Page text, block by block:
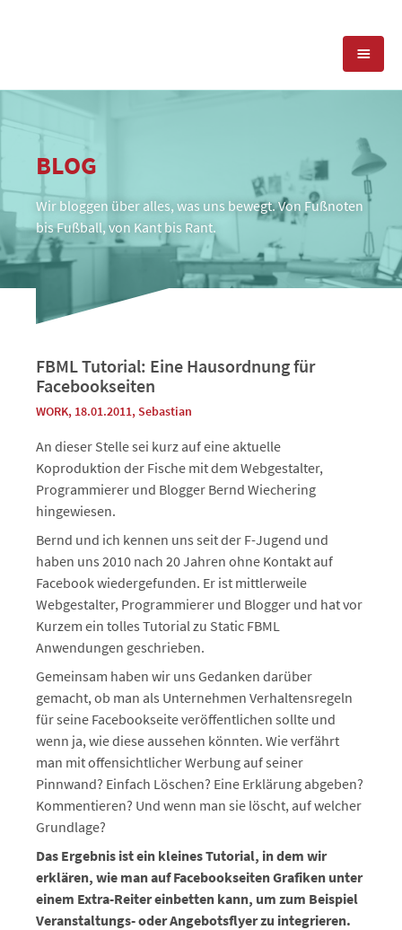
SOCIAL MEDIA
POSITIONIERUNG
REFERENZEN
TEAM
PRESSESERVICE
BLOG
BLOG
Wir bloggen über alles, was uns bewegt. Von Fußnoten
bis Fußball, von Kant bis Rant.
FBML Tutorial: Eine Hausordnung für
Facebookseiten
WORK, 18.01.2011, Sebastian
An dieser Stelle sei kurz auf eine aktuelle
Koproduktion der Fische mit dem Webgestalter,
Programmierer und Blogger Bernd Wiechering
hingewiesen.
Bernd und ich kennen uns seit der F-Jugend und
haben uns 2010 nach 20 Jahren ohne Kontakt auf
Facebook wiedergefunden. Er ist mittlerweile
Webgestalter, Programmierer und Blogger und hat vor
Kurzem ein tolles Tutorial zu Static FBML
Anwendungen geschrieben.
Gemeinsam haben wir uns Gedanken darüber
gemacht, ob man als Unternehmen Verhaltensregeln
für seine Facebookseite veröffentlichen sollte und
wenn ja, wie diese aussehen könnten. Wie verfährt
man mit offensichtlicher Werbung auf seiner
Pinnwand? Einfach Löschen? Eine Erklärung abgeben?
Kommentieren? Und wenn man sie löscht, auf welcher
Grundlage?
Das Ergebnis ist ein kleines Tutorial, in dem wir
erklären, wie man auf Facebookseiten Grafiken unter
einem Extra-Reiter einbetten kann, um zum Beispiel
Veranstaltungs- oder Angebotsflyer zu integrieren.